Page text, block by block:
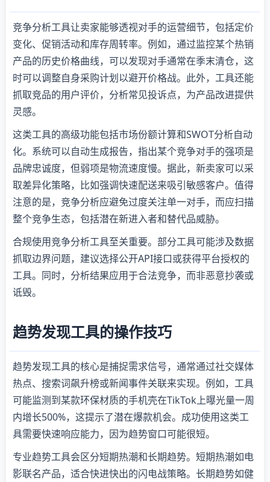
竞争分析工具让卖家能够透视对手的运营细节，包括定价
变化、促销活动和库存周转率。例如，通过监控某个热销
产品的历史价格曲线，可以发现对手通常在季末清仓，这
时可以调整自身采购计划以避开价格战。此外，工具还能
抓取竞品的用户评价，分析常见投诉点，为产品改进提供
灵感。
这类工具的高级功能包括市场份额计算和SWOT分析自动
化。系统可以自动生成报告，指出某个竞争对手的强项是
品牌忠诚度，但弱项是物流速度慢。据此，新卖家可以采
取差异化策略，比如强调快速配送来吸引敏感客户。值得
注意的是，竞争分析应避免过度关注单一对手，而应扫描
整个竞争生态，包括潜在新进入者和替代品威胁。
合规使用竞争分析工具至关重要。部分工具可能涉及数据
抓取边界问题，建议选择公开API接口或获得平台授权的
工具。同时，分析结果应用于合法竞争，而非恶意抄袭或
诋毁。
趋势发现工具的操作技巧
趋势发现工具的核心是捕捉需求信号，通常通过社交媒体
热点、搜索词飙升榜或新闻事件关联来实现。例如，工具
可能监测到某款环保材质的手机壳在TikTok上曝光量一周
内增长500%，这提示了潜在爆款机会。成功使用这类工
具需要快速响应能力，因为趋势窗口可能很短。
专业趋势工具会区分短期热潮和长期趋势。短期热潮如电
影联名产品，适合快进快出的闪电战策略。长期趋势如健